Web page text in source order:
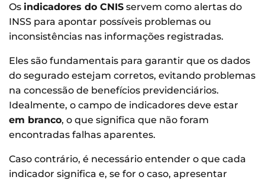
Os indicadores do CNIS servem como alertas do
INSS para apontar possíveis problemas ou
inconsistências nas informações registradas.
Eles são fundamentais para garantir que os dados
do segurado estejam corretos, evitando problemas
na concessão de benefícios previdenciários.
Idealmente, o campo de indicadores deve estar
em branco, o que significa que não foram
encontradas falhas aparentes.
Caso contrário, é necessário entender o que cada
indicador significa e, se for o caso, apresentar